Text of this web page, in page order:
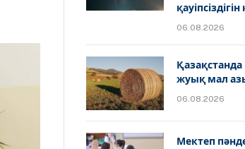
06.08.2026
жуық мал
06.08.2026
Мектеп